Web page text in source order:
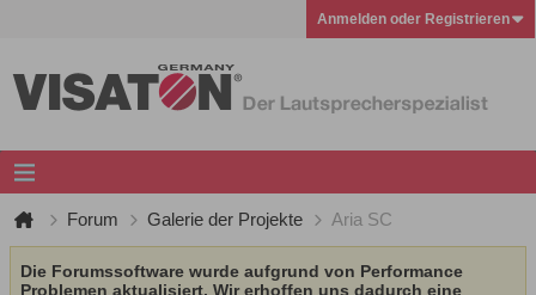
Anmelden oder Registrieren
Forum Galerie der Projekte Aria SC
Die Forumssoftware wurde aufgrund von Performance
Problemen aktualisiert. Wir erhoffen uns dadurch eine